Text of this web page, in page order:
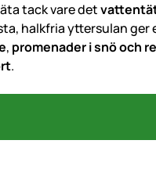
tack vare det
halkfria yttersulan ger
, promenader i snö och
.